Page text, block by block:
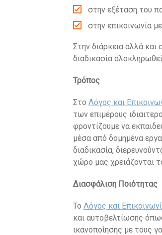
στην εξέταση του
στην επικοινωνία
Στην διάρκεια αλλά
διαδικασία
Τρόπος
Στο Λόγος και
των επιμέρους
φροντίζουμε να
μέσα από δομημένα
διαδικασία,
χώρο μας χρειάζονται
Διασφάλιση Ποιότητας
Το Λόγος και
και αυτοβελτίωσης
ικανοποίησης με τους